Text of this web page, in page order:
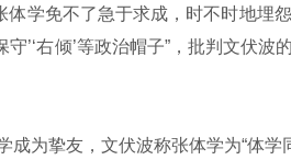
学免不了急于求成，时不时地埋
’‘右倾’等政治帽子”，批判文伏
为挚友，文伏波称张体学为“体学